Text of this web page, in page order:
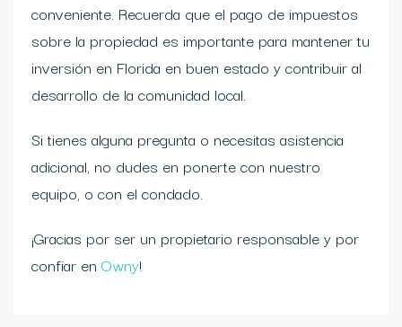
conveniente. Recuerda que el pago de impuestos
sobre la propiedad es importante para mantener tu
inversión en Florida en buen estado y contribuir al
desarrollo de la comunidad local.
Si tienes alguna pregunta o necesitas asistencia
adicional, no dudes en ponerte con nuestro
equipo, o con el condado.
¡Gracias por ser un propietario responsable y por
confiar en Owny!